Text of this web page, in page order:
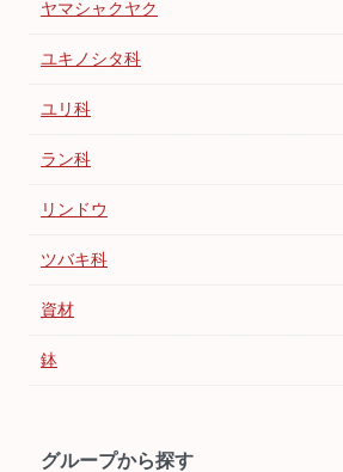
ヤマシャクヤク
ユキノシタ科
ユリ科
ラン科
リンドウ
ツバキ科
資材
鉢
グループから探す